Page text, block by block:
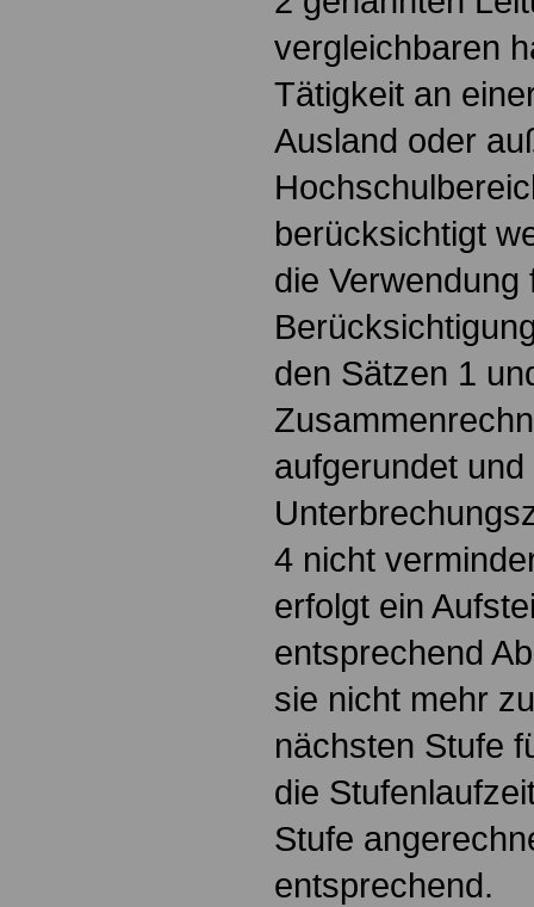
vergleichbaren
Tätigkeit an
Ausland oder
berücksichtigt
die
den Sätzen 1
aufgerundet
4 nicht
erfolgt ein
entsprechend
sie nicht mehr
nächsten Stufe
die
Stufe
entsprechend.